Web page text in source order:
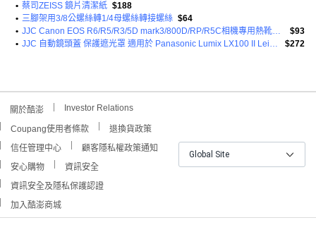
• 蔡司ZEISS 鏡片清潔紙 $188
• 三腳架用3/8公螺絲轉1/4母螺絲轉接螺絲 $64
•
JJC Canon EOS R6/R5/R3/5D mark3/800D/RP/R5C相機專用熱靴蓋 黑色
$93
•
JJC 自動鏡頭蓋 保護遮光罩 適用於 Panasonic Lumix LX100 II Leica D-LUX 8 7 109 $272
關於酷澎 Investor Relations
Coupang使用者條款
退換貨政策
信任管理中心
顧客隱私權政策通知
安心購物
資訊安全
資訊安全及隱私保護認證
加入酷澎商城
Global Site